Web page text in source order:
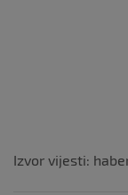
Izvor vijesti: